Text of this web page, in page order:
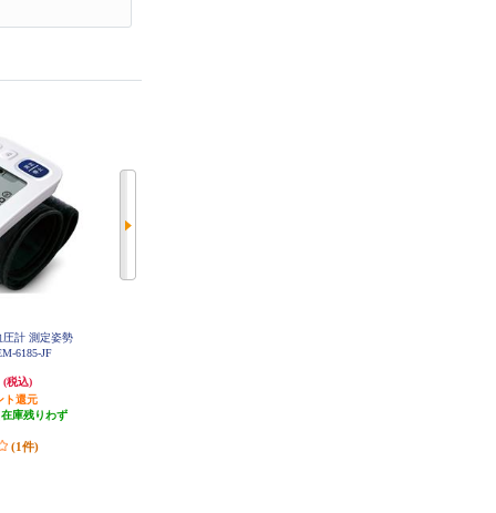
圧計 測定姿勢
6185-JF
(税込)
ト還元
庫残りわず
(1件)